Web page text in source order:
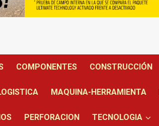
COMPONENTES CONSTRUCCIÓN
MAQUINA-HERRAMIENTA
PERFORACION TECNOLOGIA